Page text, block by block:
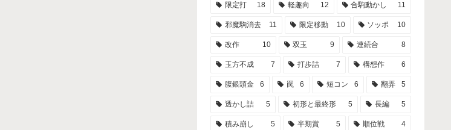
限定打 18 軽趣向 12 合駒動かし 11
邪魔駒消去 11 限定移動 10 ソッポ 10
改作 10 双玉 9 連続合 8
玉方不成 7 打歩詰 7 構想作 6
腹銀頭金 6 罠 6 短コン 6 翻弄 5
透かし詰 5 初形と最終形 5 長編 5
積み崩し 5 半期賞 5 順位戦 4